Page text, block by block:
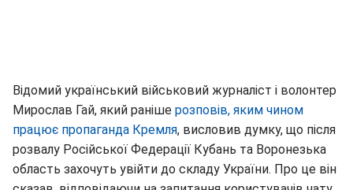
Відомий український військовий журналіст і волонтер
Мирослав Гай, який раніше розповів, яким чином
працює пропаганда Кремля, висловив думку, що після
розвалу Російської Федерації Кубань та Воронезька
область захочуть увійти до складу України. Про це він